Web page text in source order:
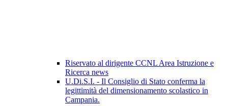
Riservato al dirigente CCNL Area Istruzione e
Ricerca news
U.Di.S.I. - Il Consiglio di Stato conferma la
legittimità del dimensionamento scolastico in
Campania.